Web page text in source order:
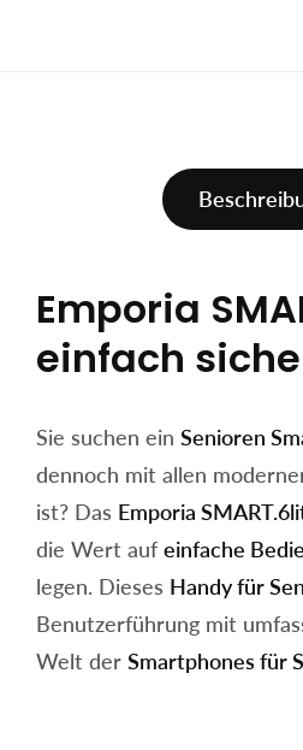
Emporia
einfach
Sie suchen ein Senioren
dennoch mit allen
ist? Das Emporia
die Wert auf einfache
legen. Dieses Handy für
Benutzerführung mit
Welt der Smartphones für